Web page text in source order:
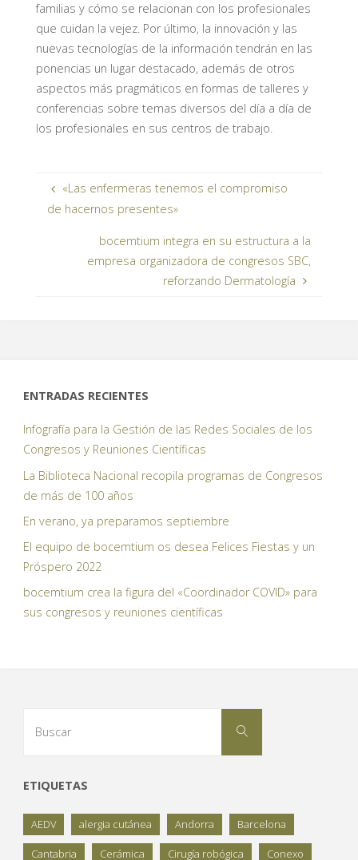
familias y cómo se relacionan con los profesionales
que cuidan la vejez. Por último, la innovación y las
nuevas tecnologías de la información tendrán en las
ponencias un lugar destacado, además de otros
aspectos más pragmáticos en formas de talleres y
conferencias sobre temas diversos del día a día de
los profesionales en sus centros de trabajo.
«Las enfermeras tenemos el compromiso
de hacernos presentes»
bocemtium integra en su estructura a la
empresa organizadora de congresos SBC,
reforzando Dermatología
ENTRADAS RECIENTES
Infografía para la Gestión de las Redes Sociales de los
Congresos y Reuniones Científicas
La Biblioteca Nacional recopila programas de Congresos
de más de 100 años
En verano, ya preparamos septiembre
El equipo de bocemtium os desea Felices Fiestas y un
Próspero 2022
bocemtium crea la figura del «Coordinador COVID» para
sus congresos y reuniones científicas
Buscar
ETIQUETAS
AEDV alergia cutánea Andorra Barcelona
Cantabria Cerámica Cirugía robógica Conexo